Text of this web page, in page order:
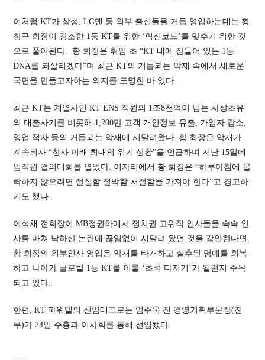
이처럼 KT가 삼성, LG맨 등 외부 출신들을 거듭 영입하는데는 황
창규 회장이 강조한 1등 KT를 위한 ‘혁신코드’를 맞추기 위한 것
으로 풀이된다. 황 회장은 취임 초 “KT 내에 잠들어 있는 1등
DNA를 되살리겠다”며 최근 KT의 거듭되는 악재 속에서 새로운
국면을 만들고자하는 의지를 표명한 바 있다.
최근 KT는 계열사인 KT ENS 직원의 1조8천억이 넘는 사상초유
의 대출사기를 비롯해 1,200만 고객 개인정보 유출, 가입자 감소,
영업 적자 등의 거듭되는 악재에 시달려왔다. 황 회장은 악재가
계속되자 “창사 이래 최대의 위기 상황”을 언급하며 지난 15일에
임직원 결의대회를 열었다. 이자리에서 황 회장은 “하루아침에 몰
락하지 않으려면 절실함 절박함 처절함을 가져야 한다”고 경고하
기도 했다.
이석채 전회장이 MB정권하에서 정치권 고위직 인사들을 속속 인
사를 마쳐 낙하산 논란에 끊임없이 시달려 왔던 것을 감안한다면,
황 회장의 외부인사 영입은 악재를 타개하고 실추된 명예를 회복
하고 나아가 글로벌 1등 KT를 이룰 ‘초석 다지기’가 될런지 주목
되고 있다.
한편, KT 파워텔의 신임대표로는 엄주욱 전 경영기획부문장(전
무)가 24일 주총과 이사회를 통해 선임됐다.